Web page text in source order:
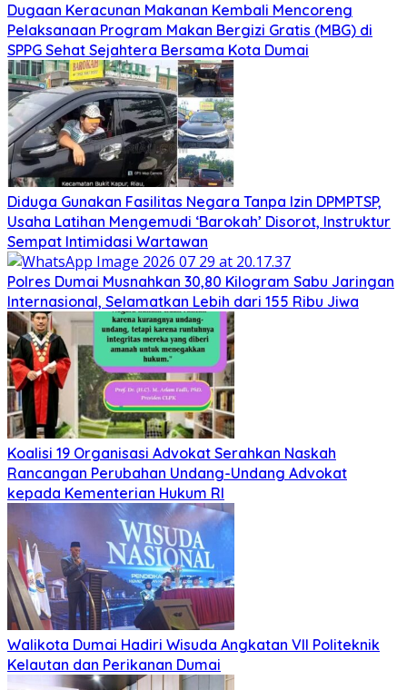
Dugaan Keracunan Makanan Kembali Mencoreng
Pelaksanaan Program Makan Bergizi Gratis (MBG) di
SPPG Sehat Sejahtera Bersama Kota Dumai
Diduga Gunakan Fasilitas Negara Tanpa Izin DPMPTSP,
Usaha Latihan Mengemudi ‘Barokah’ Disorot, Instruktur
Sempat Intimidasi Wartawan
Polres Dumai Musnahkan 30,80 Kilogram Sabu Jaringan
Internasional, Selamatkan Lebih dari 155 Ribu Jiwa
Koalisi 19 Organisasi Advokat Serahkan Naskah
Rancangan Perubahan Undang-Undang Advokat
kepada Kementerian Hukum RI
Walikota Dumai Hadiri Wisuda Angkatan VII Politeknik
Kelautan dan Perikanan Dumai